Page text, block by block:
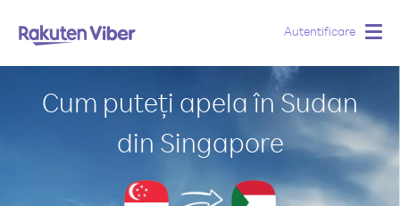
Autentificare
Cum puteți apela în Sudan
din Singapore